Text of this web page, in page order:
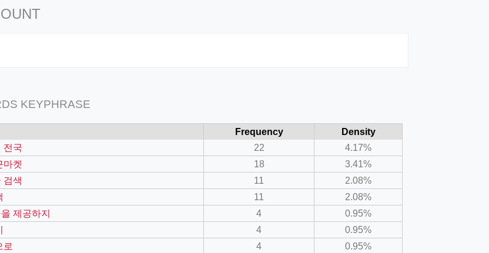
KEYPHRASE
Frequency
Density
전국
22
4.17%
마켓
18
3.41%
검색
11
2.08%
11
2.08%
제공하지
4
0.95%
4
0.95%
로
4
0.95%